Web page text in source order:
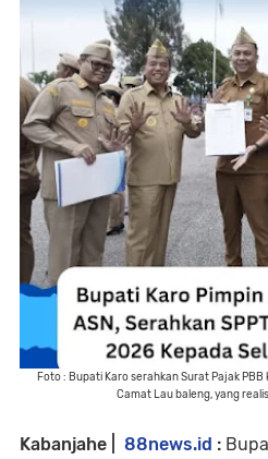
Foto : Bupati Karo serahkan Surat Pajak
Camat Lau baleng, yang
Kabanjahe | 88news.id :